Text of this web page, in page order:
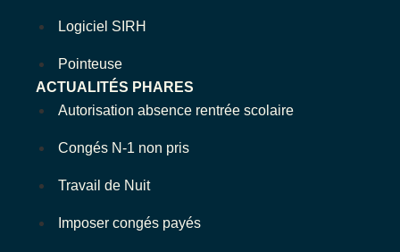
Logiciel SIRH
Pointeuse
ACTUALITÉS PHARES
Autorisation absence rentrée scolaire
Congés N-1 non pris
Travail de Nuit
Imposer congés payés